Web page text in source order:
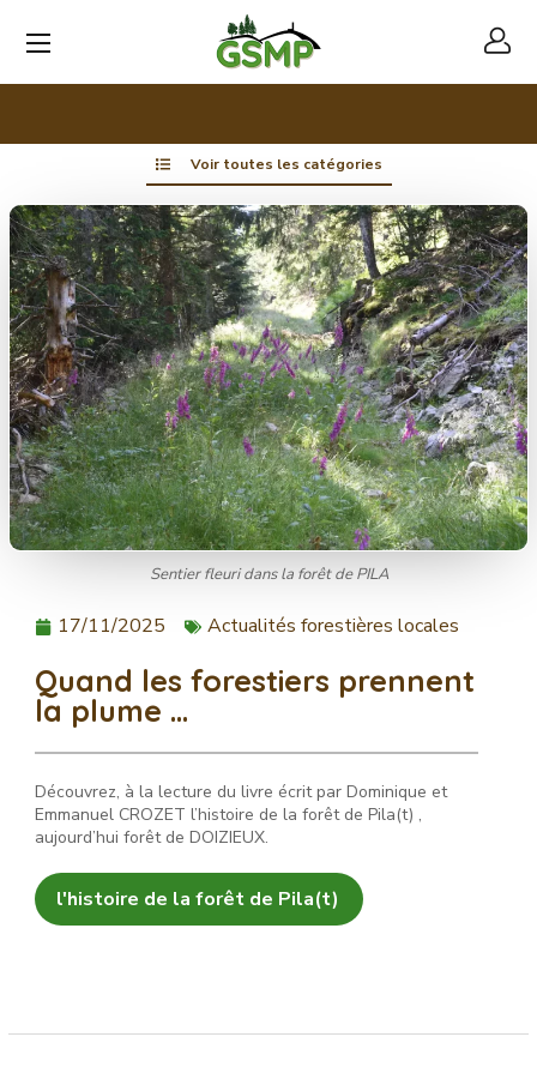
Voir toutes les catégories
Sentier fleuri dans la forêt de PILA
17/11/2025 Actualités forestières locales
Quand les forestiers prennent
la plume …
Découvrez, à la lecture du livre écrit par Dominique et
Emmanuel CROZET l’histoire de la forêt de Pila(t) ,
aujourd’hui forêt de DOIZIEUX.
l'histoire de la forêt de Pila(t)